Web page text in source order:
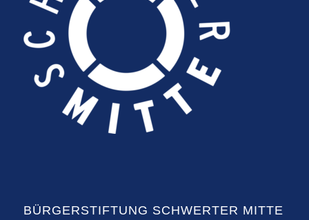
BÜRGERSTIFTUNG SCHWERTER MITTE